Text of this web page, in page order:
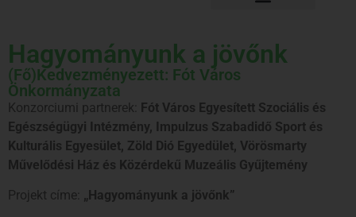
Hagyományunk a jövőnk
(Fő)Kedvezményezett: Fót Város
Önkormányzata
Konzorciumi partnerek: Fót Város Egyesített Szociális és
Egészségügyi Intézmény, Impulzus Szabadidő Sport és
Kulturális Egyesület, Zöld Dió Egyedület, Vörösmarty
Művelődési Ház és Közérdekű Muzeális Gyűjtemény
Projekt címe: „Hagyományunk a jövőnk”